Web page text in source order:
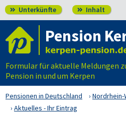
 Unterkünfte  Inhalt
Pension
Formular für aktuelle Meldungen
Pension in und um Kerpen
Pensionen in Deutschland
Aktuelles - Ihr Eintrag